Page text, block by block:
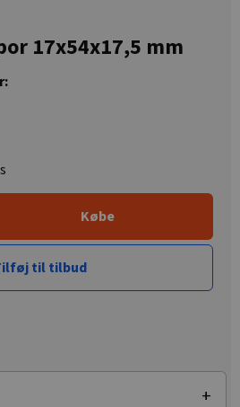
17x54x17,5 mm
Købe
til tilbud